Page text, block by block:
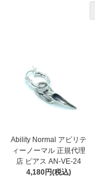
Ability Normal アビリテ
ィーノーマル 正規代理
店 ピアス AN-VE-24
4,180円(税込)